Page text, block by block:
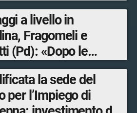
a livello in
Fragomeli e
(Pd): «Dopo le
solo un terzo delle
sostitutive sarà
entro il 2026»
la sede del
per l’Impiego di